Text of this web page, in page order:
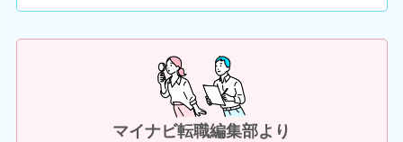
マイナビ転職編集部より